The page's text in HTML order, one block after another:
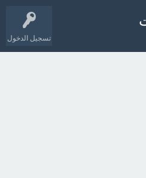
تسجيل الدخول